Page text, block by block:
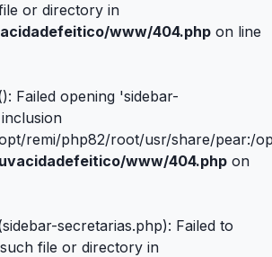
or directory in
www/404.php on line
Failed opening 'sidebar-
remi/php82/root/usr/share/pear:/
www/404.php on
secretarias.php): Failed to
file or directory in